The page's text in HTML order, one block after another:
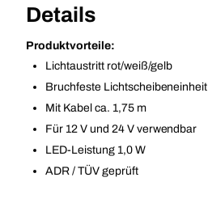
Details
Produktvorteile:
Lichtaustritt rot/weiß/gelb
Bruchfeste Lichtscheibeneinheit
Mit Kabel ca. 1,75 m
Für 12 V und 24 V verwendbar
LED-Leistung 1,0 W
ADR / TÜV geprüft